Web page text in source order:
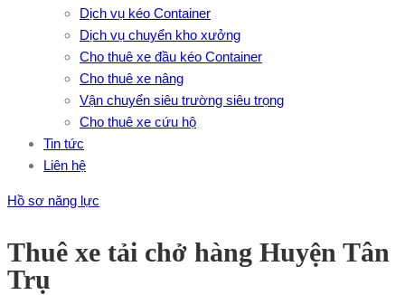
Dịch vụ kéo Container
Dịch vụ chuyển kho xưởng
Cho thuê xe đầu kéo Container
Cho thuê xe nâng
Vận chuyển siêu trường siêu trọng
Cho thuê xe cứu hộ
Tin tức
Liên hệ
Hồ sơ năng lực
Thuê xe tải chở hàng Huyện Tân
Trụ